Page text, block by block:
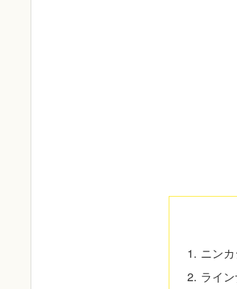
ニン
ライ